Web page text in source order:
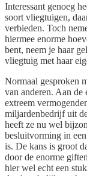
Interessant genoeg
soort vliegtuigen,
verbieden. Toch
hiermee enorme
bent, neem je haar
vliegtuig met haar
Normaal gesproken
van anderen. Aan de
extreem
miljardenbedrijf uit
heeft ze nu wel
besluitvorming in
is. De kans is groot
door de enorme
hier wel echt een